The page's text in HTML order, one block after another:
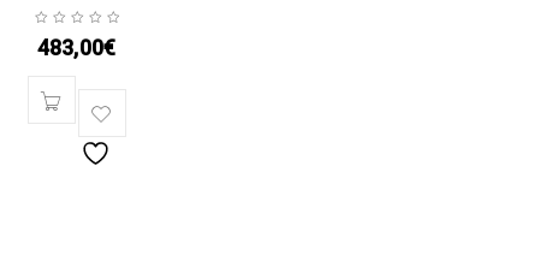
483,00€